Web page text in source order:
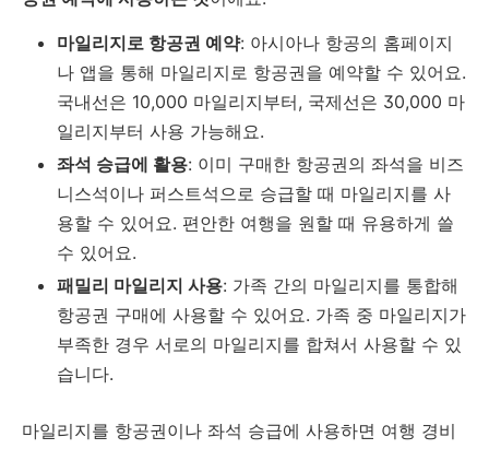
마일리지로 항공권 예약: 아시아나 항공의 홈페이지
나 앱을 통해 마일리지로 항공권을 예약할 수 있어요.
국내선은 10,000 마일리지부터, 국제선은 30,000 마
일리지부터 사용 가능해요.
좌석 승급에 활용: 이미 구매한 항공권의 좌석을 비즈
니스석이나 퍼스트석으로 승급할 때 마일리지를 사
용할 수 있어요. 편안한 여행을 원할 때 유용하게 쓸
수 있어요.
패밀리 마일리지 사용: 가족 간의 마일리지를 통합해
항공권 구매에 사용할 수 있어요. 가족 중 마일리지가
부족한 경우 서로의 마일리지를 합쳐서 사용할 수 있
습니다.
마일리지를 항공권이나 좌석 승급에 사용하면 여행 경비